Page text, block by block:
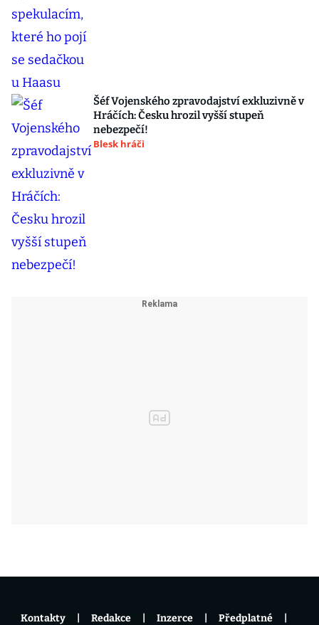
Šéf Vojenského zpravodajství exkluzivně v
Hráčích: Česku hrozil vyšší stupeň
nebezpečí!
Blesk hráči
Kontakty Redakce Inzerce Předplatné